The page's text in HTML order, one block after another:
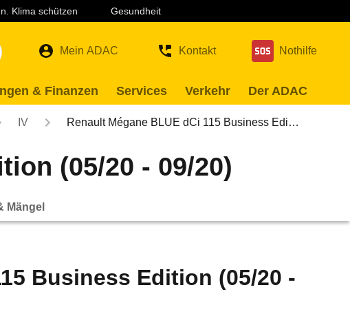
Klima schützen Gesundheit
Mein ADAC Kontakt Nothilfe
& Finanzen Services Verkehr Der ADAC
IV Renault Mégane BLUE dCi 115 Business Edi…
(05/20 - 09/20)
Mängel
Business Edition (05/20 -
Bild wird geladen